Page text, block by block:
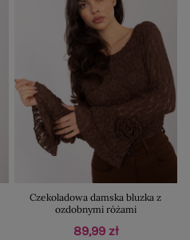
Czekoladowa damska bluzka z
ozdobnymi różami
89,99 zł